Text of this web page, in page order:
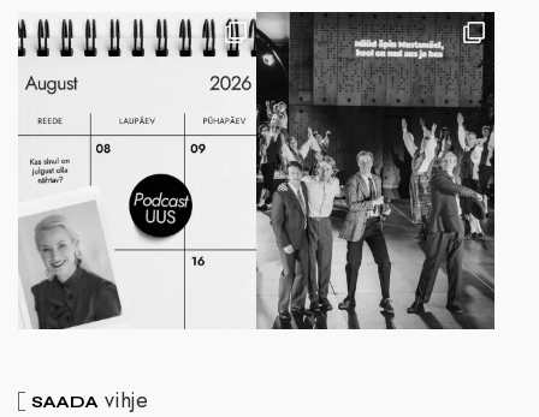
SAADA vihje